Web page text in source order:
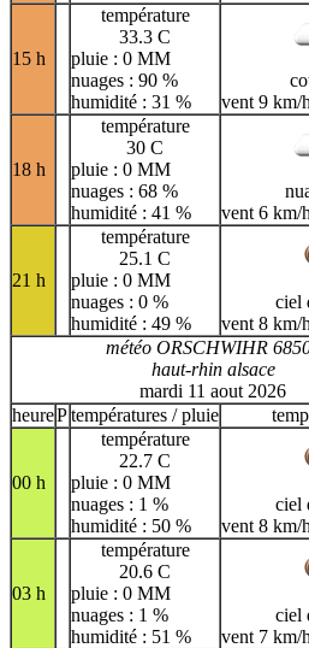
15 h
température
33.3 C
pluie : 0 MM
nuages : 90 %
humidité : 31 %
vent 9 km/
18 h
température
30 C
pluie : 0 MM
nuages : 68 %
humidité : 41 %
vent 6 km/
21 h
température
25.1 C
pluie : 0 MM
nuages : 0 %
humidité : 49 %
ciel
vent 8 km/
météo ORSCHWIHR
haut-rhin alsace
mardi 11 aout 2026
heurePtempératures / pluie
00 h
température
22.7 C
pluie : 0 MM
nuages : 1 %
humidité : 50 %
ciel
vent 8 km/
03 h
température
20.6 C
pluie : 0 MM
nuages : 1 %
humidité : 51 %
ciel
vent 7 km/